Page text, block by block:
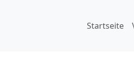
Startseite